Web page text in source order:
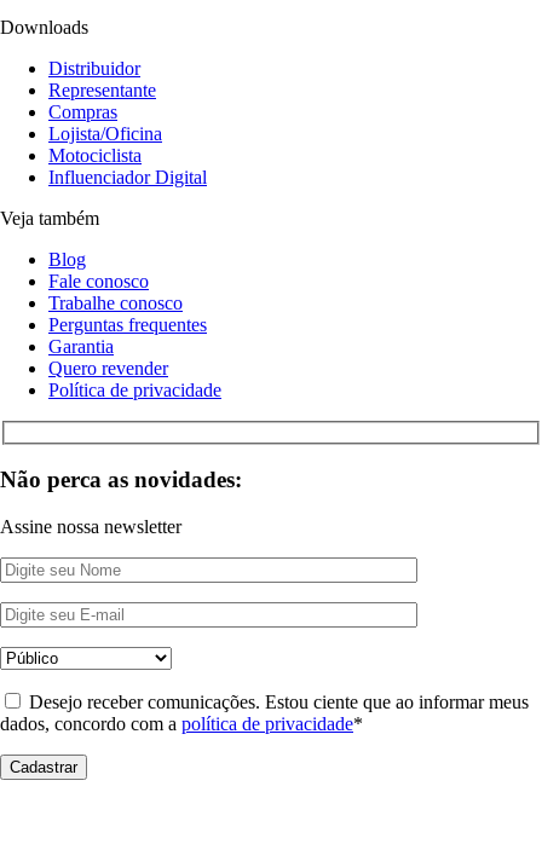
Downloads
Distribuidor
Representante
Compras
Lojista/Oficina
Motociclista
Influenciador Digital
Veja também
Blog
Fale conosco
Trabalhe conosco
Perguntas frequentes
Garantia
Quero revender
Política de privacidade
Não perca as novidades:
Assine nossa newsletter
Desejo receber comunicações. Estou ciente que ao informar meus
dados, concordo com a política de privacidade*